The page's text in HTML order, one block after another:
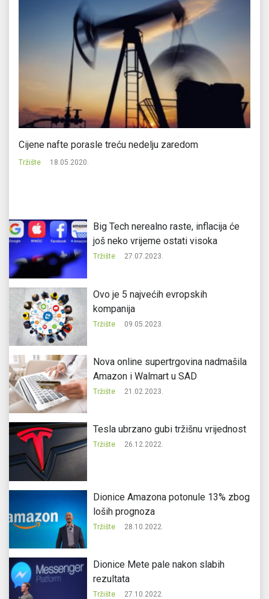
Cijene nafte porasle treću nedelju zaredom
Tržište 18.05.2020.
Big Tech nerealno raste, inflacija će
još neko vrijeme ostati visoka
Tržište 27.07.2023.
Ovo je 5 najvećih evropskih
kompanija
Tržište 09.05.2023.
Nova online supertrgovina nadmašila
Amazon i Walmart u SAD
Tržište 21.02.2023.
Tesla ubrzano gubi tržišnu vrijednost
Tržište 26.12.2022.
Dionice Amazona potonule 13% zbog
loših prognoza
Tržište 28.10.2022.
Dionice Mete pale nakon slabih
rezultata
Tržište 27.10.2022.